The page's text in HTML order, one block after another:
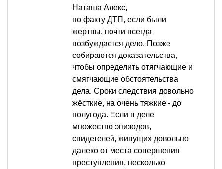
Наташа Алекс,
по факту ДТП, если были
жертвы, почти всегда
возбуждается дело. Позже
собираются доказательства,
чтобы определить отягчающие и
смягчающие обстоятельства
дела. Сроки следствия довольно
жёсткие, на очень тяжкие - до
полугода. Если в деле
множество эпизодов,
свидетелей, живущих довольно
далеко от места совершения
преступления, несколько